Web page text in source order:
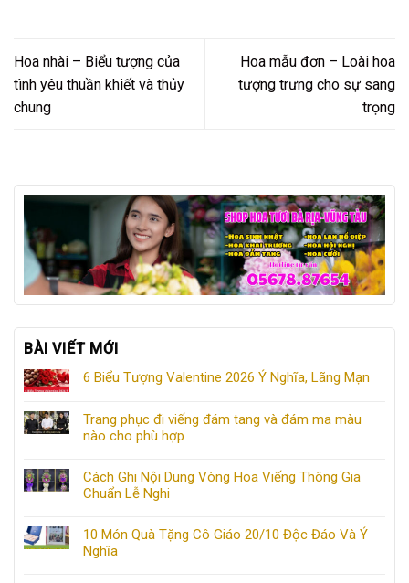
Hoa nhài – Biểu tượng của
tình yêu thuần khiết và thủy
chung
Hoa mẫu đơn – Loài hoa
tượng trưng cho sự sang
trọng
BÀI VIẾT MỚI
6 Biểu Tượng Valentine 2026 Ý Nghĩa, Lãng Mạn
Trang phục đi viếng đám tang và đám ma màu
nào cho phù hợp
Cách Ghi Nội Dung Vòng Hoa Viếng Thông Gia
Chuẩn Lễ Nghi
10 Món Quà Tặng Cô Giáo 20/10 Độc Đáo Và Ý
Nghĩa